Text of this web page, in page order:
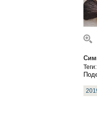
Теги: